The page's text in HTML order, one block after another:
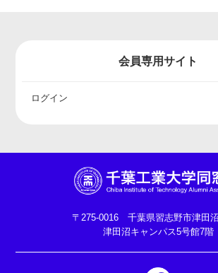
会員専用サイト
ログイン
〒275-0016 千葉県習志野市津田
津田沼キャンパス5号館7階